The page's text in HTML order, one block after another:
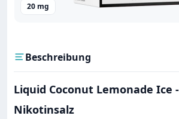
20 mg
Beschreibung
Liquid Coconut Lemonade Ice
Nikotinsalz